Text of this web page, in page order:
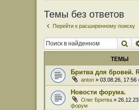
Темы без ответов
Перейти к расширенному поиску
ТЕМЫ
Бритва для бровей.
anton » 03.08.26,
Новости форума.
Олег Бритва »
форум